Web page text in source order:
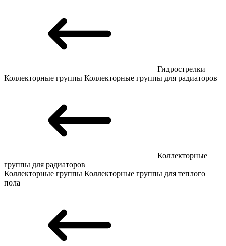
Гидрострелки
Коллекторные группы Коллекторные группы для радиаторов
Коллекторные
группы для радиаторов
Коллекторные группы Коллекторные группы для теплого
пола